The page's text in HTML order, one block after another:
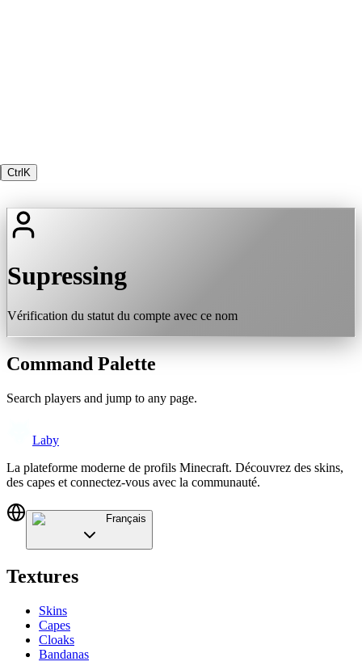
Ctrl K
Supressing
Vérification du statut du compte avec ce nom
Command Palette
Search players and jump to any page.
Laby
La plateforme moderne de profils Minecraft. Découvrez des skins,
des capes et connectez-vous avec la communauté.
Français
Textures
Skins
Capes
Cloaks
Bandanas